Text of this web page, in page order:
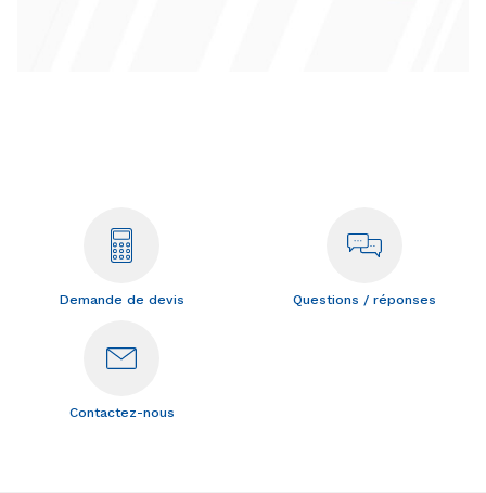
Demande de devis Questions / réponses
Contactez-nous